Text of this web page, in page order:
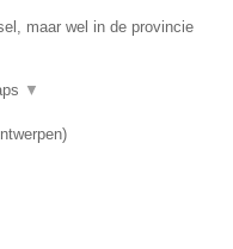
maar wel in de provincie
▼
)